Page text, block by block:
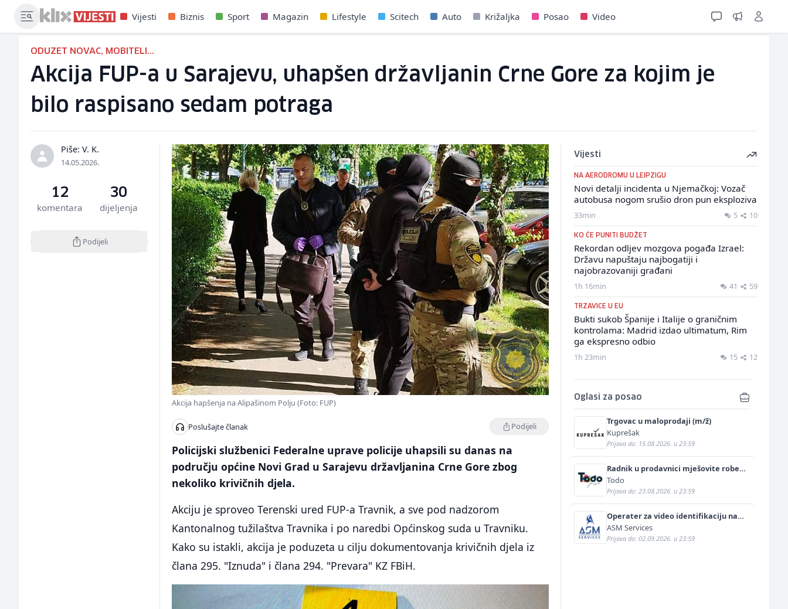
Vijesti Biznis Sport Magazin Lifestyle Scitech Auto Križaljka Posao Video
ODUZET NOVAC, MOBITELI...
Akcija FUP-a u Sarajevu, uhapšen državljanin Crne Gore za kojim je
bilo raspisano sedam potraga
Piše: V. K.
14.05.2026.
12
komentara
30
dijeljenja
Podijeli
Akcija hapšenja na Alipašinom Polju (Foto: FUP)
Poslušajte članak Podijeli
Policijski službenici Federalne uprave policije uhapsili su danas na
području općine Novi Grad u Sarajevu državljanina Crne Gore zbog
nekoliko krivičnih djela.
Akciju je sproveo Terenski ured FUP-a Travnik, a sve pod nadzorom
Kantonalnog tužilaštva Travnika i po naredbi Općinskog suda u Travniku.
Kako su istakli, akcija je poduzeta u cilju dokumentovanja krivičnih djela iz
člana 295. "Iznuda" i člana 294. "Prevara" KZ FBiH.
Vijesti
NA AERODROMU U LEIPZIGU
Novi detalji incidenta u Njemačkoj: Vozač
autobusa nogom srušio dron pun eksploziva
33min 5 10
KO ĆE PUNITI BUDŽET
Rekordan odljev mozgova pogađa Izrael:
Državu napuštaju najbogatiji i
najobrazovaniji građani
1h 16min 41 59
TRZAVICE U EU
Bukti sukob Španije i Italije o graničnim
kontrolama: Madrid izdao ultimatum, Rim
ga ekspresno odbio
1h 23min 15 12
Oglasi za posao
Trgovac u maloprodaji (m/ž)
Kuprešak
Prijava do: 15.08.2026. u 23:59
Radnik u prodavnici mješovite robe
(m/ž)
Todo
Prijava do: 23.08.2026. u 23:59
Operater za video identifikaciju na
njemačkom jeziku (m/ž)
ASM Services
Prijava do: 02.09.2026. u 23:59